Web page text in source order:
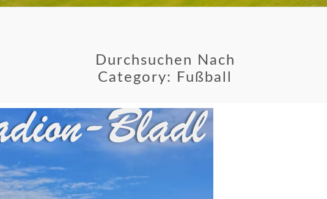
Durchsuchen Nach
Category:
Fußball